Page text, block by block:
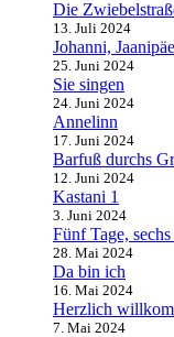
Die
13. Juli 2024
Johanni,
25. Juni 2024
Sie singen
24. Juni 2024
Annelinn
17. Juni 2024
Barfuß durchs
12. Juni 2024
Kastani 1
3. Juni 2024
Fünf Tage,
28. Mai 2024
Da bin ich
16. Mai 2024
Herzlich
7. Mai 2024